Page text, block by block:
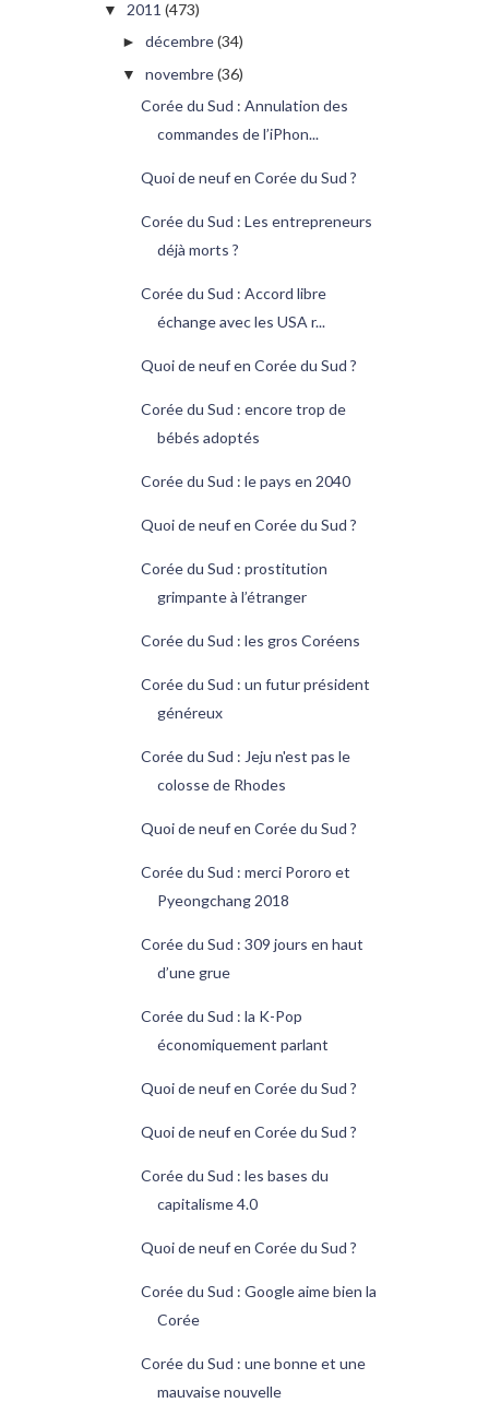
▼ 2011 (473)
► décembre(34)
▼ novembre(36)
Corée du Sud : Annulation des
commandes de l’iPhon...
Quoi de neuf en Corée du Sud ?
Corée du Sud : Les entrepreneurs
déjà morts ?
Corée du Sud : Accord libre
échange avec les USA r...
Quoi de neuf en Corée du Sud ?
Corée du Sud : encore trop de
bébés adoptés
Corée du Sud : le pays en 2040
Quoi de neuf en Corée du Sud ?
Corée du Sud : prostitution
grimpante à l’étranger
Corée du Sud : les gros Coréens
Corée du Sud : un futur président
généreux
Corée du Sud : Jeju n'est pas le
colosse de Rhodes
Quoi de neuf en Corée du Sud ?
Corée du Sud : merci Pororo et
Pyeongchang 2018
Corée du Sud : 309 jours en haut
d’une grue
Corée du Sud : la K-Pop
économiquement parlant
Quoi de neuf en Corée du Sud ?
Quoi de neuf en Corée du Sud ?
Corée du Sud : les bases du
capitalisme 4.0
Quoi de neuf en Corée du Sud ?
Corée du Sud : Google aime bien la
Corée
Corée du Sud : une bonne et une
mauvaise nouvelle